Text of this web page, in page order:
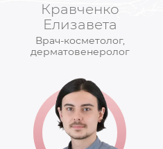
Кравченко
Елизавета
Врач-косметолог,
дерматовенеролог